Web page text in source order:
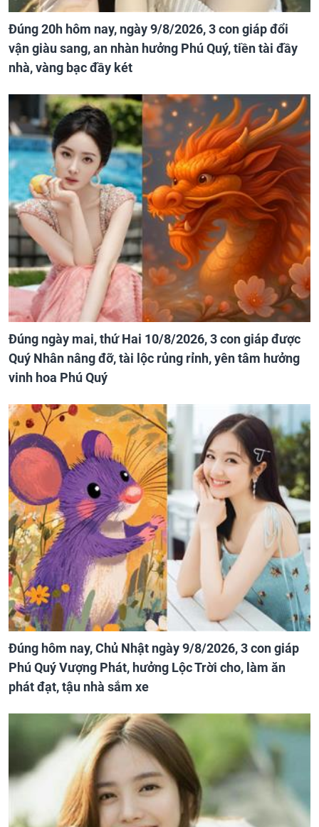
Đúng 20h hôm nay, ngày 9/8/2026, 3 con giáp đổi
vận giàu sang, an nhàn hưởng Phú Quý, tiền tài đầy
nhà, vàng bạc đầy két
Đúng ngày mai, thứ Hai 10/8/2026, 3 con giáp được
Quý Nhân nâng đỡ, tài lộc rủng rỉnh, yên tâm hưởng
vinh hoa Phú Quý
Đúng hôm nay, Chủ Nhật ngày 9/8/2026, 3 con giáp
Phú Quý Vượng Phát, hưởng Lộc Trời cho, làm ăn
phát đạt, tậu nhà sắm xe